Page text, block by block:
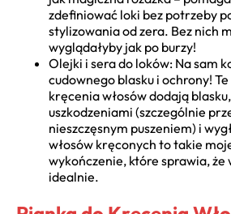
zdefiniować loki bez potrzeby
stylizowania od zera. Bez nich
wyglądałyby jak po burzy!
Olejki i sera do loków: Na sam
cudownego blasku i ochrony!
kręcenia włosów dodają
uszkodzeniami (szczególnie
nieszczęsnym puszeniem) i
włosów kręconych to takie
wykończenie, które sprawia, że
idealnie.